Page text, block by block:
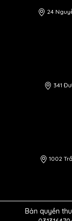
24
341
1002
Bản quyền